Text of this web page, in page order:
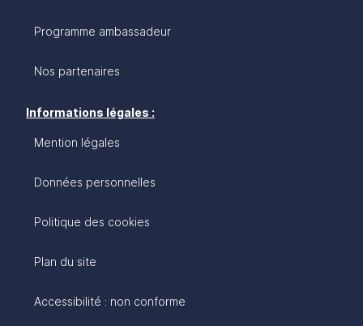
Programme ambassadeur
Nos partenaires
Informations légales :
Mention légales
Données personnelles
Politique des cookies
Plan du site
Accessibilité : non conforme